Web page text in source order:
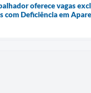
oferece vagas
com Deficiência em